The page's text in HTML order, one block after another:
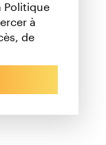
Politique
à
de